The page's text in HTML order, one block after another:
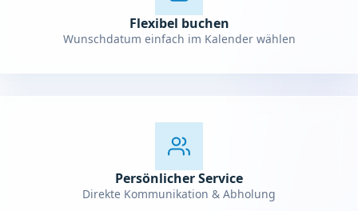
Flexibel buchen
Wunschdatum einfach im Kalender wählen
Persönlicher Service
Direkte Kommunikation & Abholung